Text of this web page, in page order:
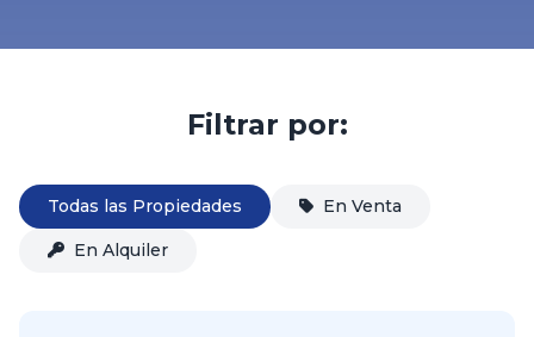
Filtrar por:
Todas las Propiedades En Venta
En Alquiler